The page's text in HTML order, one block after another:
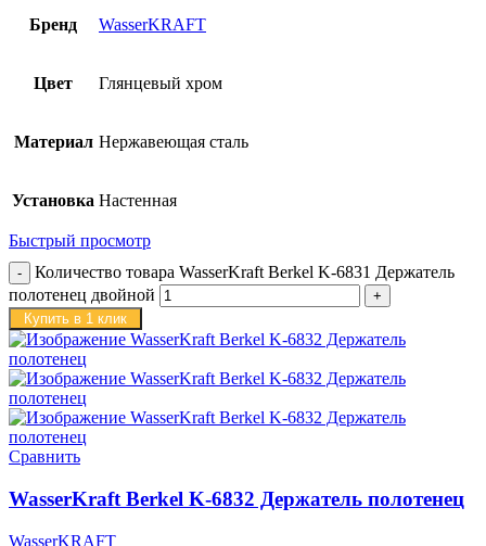
Бренд WasserKRAFT
Цвет Глянцевый хром
Материал Нержавеющая сталь
Установка Настенная
Быстрый просмотр
Количество товара WasserKraft Berkel K-6831 Держатель
полотенец двойной
Купить в 1 клик
Сравнить
WasserKraft Berkel K-6832 Держатель полотенец
WasserKRAFT